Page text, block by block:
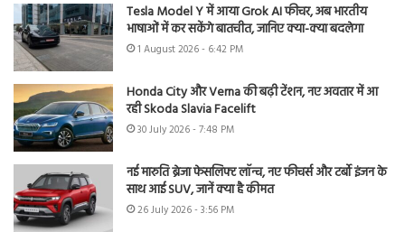
Tesla Model Y में आया Grok AI फीचर, अब भारतीय
भाषाओं में कर सकेंगे बातचीत, जानिए क्या-क्या बदलेगा
1 August 2026 - 6:42 PM
Honda City और Verna की बढ़ी टेंशन, नए अवतार में आ
रही Skoda Slavia Facelift
30 July 2026 - 7:48 PM
नई मारुति ब्रेजा फेसलिफ्ट लॉन्च, नए फीचर्स और टर्बो इंजन के
साथ आई SUV, जानें क्या है कीमत
26 July 2026 - 3:56 PM